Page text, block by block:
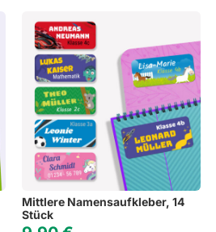
Mittlere Namensaufkleber, 14
Stück